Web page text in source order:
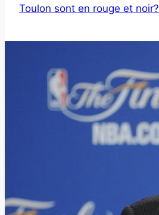
Toulon sont en rouge et noir?